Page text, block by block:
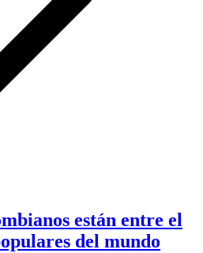
están entre el
del mundo